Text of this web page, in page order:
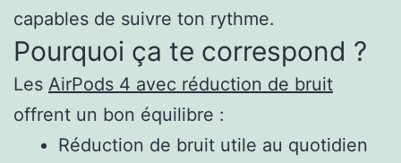
capables de suivre ton rythme.
Pourquoi ça te correspond ?
Les AirPods 4 avec réduction de bruit
offrent un bon équilibre :
Réduction de bruit utile au quotidien